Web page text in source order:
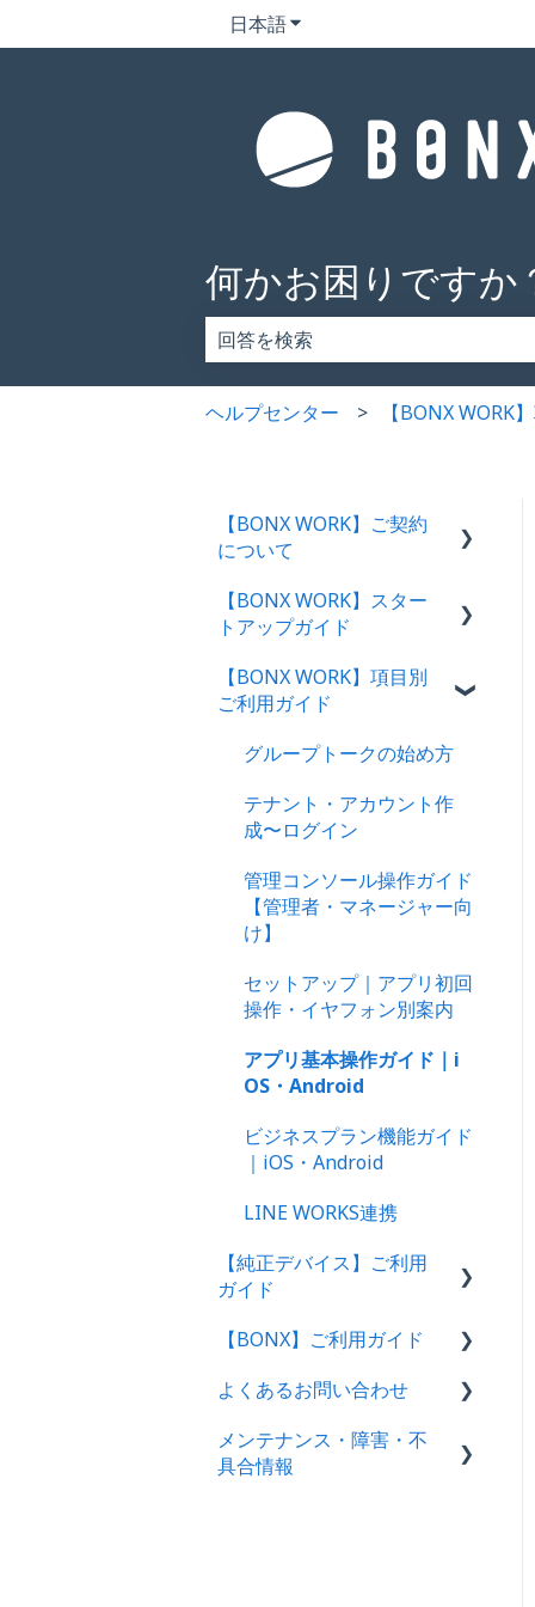
日本語翻訳のサブメニューを表示
何かお困りですか
ヘルプセンター
【BONX WORK
【BONX WORK】ご契約
について
サービス概要・利用環境
決済方法について
BONX WORKサポートにつ
解約をご検討のお客様へ
【BONX WORK】スター
トアップガイド
スタートアップガイド・動
画
管理者向け操作ガイド
アプリユーザー向け操作ガ
イド｜ログイン方法
【BONX WORK】項目別
ご利用ガイド
グループトークの始め方
テナント・アカウント作
成〜ログイン
管理コンソール操作ガイド
【管理者・マネージャー向
け】
セットアップ｜アプリ初回
操作・イヤフォン別案内
アプリ基本操作ガイド｜i
OS・Android
ビジネスプラン機能ガイド
｜iOS・Android
LINE WORKS連携
【純正デバイス】ご利用
ガイド
BONX Stick
BONX BOOST
BONX mini
【BONX】ご利用ガイド
BONXアプリ利用案内
よくあるお問い合わせ
充電・電源関連
メンテナンス・障害・不
具合情報